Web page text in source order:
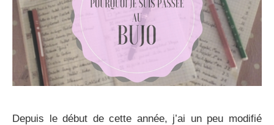
Depuis le début de cette année, j’ai un peu modifié